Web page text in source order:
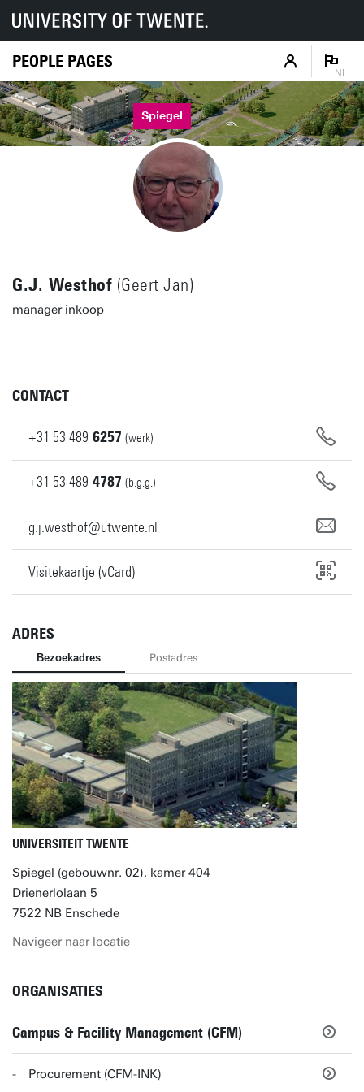
PEOPLE PAGES
NL
Spiegel
G.J. Westhof (Geert Jan)
manager inkoop
CONTACT
+31 53 489 6257 (werk)
+31 53 489 4787 (b.g.g.)
g.j.westhof@utwente.nl
Visitekaartje (vCard)
ADRES
Bezoekadres Postadres
UNIVERSITEIT TWENTE
Spiegel (gebouwnr. 02), kamer 404
Drienerlolaan 5
7522 NB Enschede
Navigeer naar locatie
ORGANISATIES
Campus & Facility Management (CFM)
Procurement (CFM-INK)